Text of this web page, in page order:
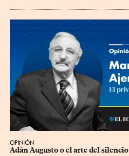
OPINIÓN
Adán Augusto o el arte del silencio